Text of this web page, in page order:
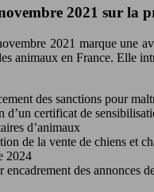
2021 sur la
2021 marque une
animaux en France. Elle
des sanctions pour
d’un certificat de
d’animaux
de la vente de chiens et
2024
encadrement des annonces